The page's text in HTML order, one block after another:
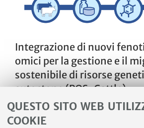
QUESTO SITO WEB
COOKIE
Integrazione di nuovi
omici per la gestione e il
sostenibile di risorse
autoctone (POS-Cattle)
Il progetto POS-Cattle è finanziato
Programma PRIN2022 (Progetti di